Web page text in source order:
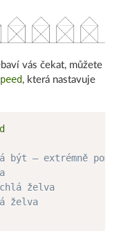
vás čekat, můžete
, která nastavuje
být – extrémně pomalá
želva
želva